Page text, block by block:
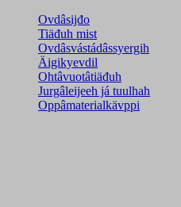
Ovdâsijđo
Tiäđuh mist
Ovdâsvástádâssyergih
Äigikyevdil
Ohtâvuotâtiäđuh
Jurgâleijeeh já tuulhah
Oppâmaterialkävppi